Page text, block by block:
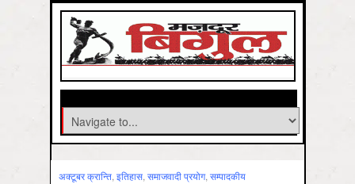
अक्‍टूबर क्रान्ति, इतिहास, समाजवादी प्रयोग, सम्‍पादकीय